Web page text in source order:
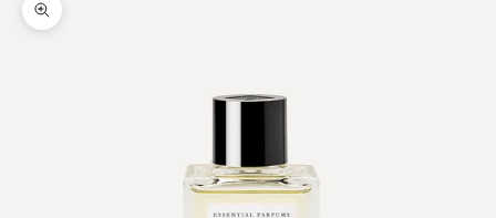
Zoomer sur l'image